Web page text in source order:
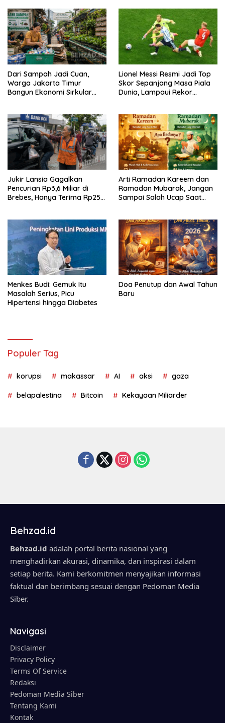
Dari Sampah Jadi Cuan,
Warga Jakarta Timur
Bangun Ekonomi Sirkular
Lionel Messi Resmi Jadi Top
Skor Sepanjang Masa Piala
Dunia, Lampaui Rekor
Jukir Lansia Gagalkan
Pencurian Rp3,6 Miliar di
Brebes, Hanya Terima Rp25
Arti Ramadan Kareem dan
Ramadan Mubarak, Jangan
Sampai Salah Ucap Saat
Menkes Budi: Gemuk Itu
Masalah Serius, Picu
Hipertensi hingga Diabetes
Doa Penutup dan Awal Tahun
Baru
Populer Tag
korupsi makassar AI aksi gaza
belapalestina Bitcoin Kekayaan Miliarder
Behzad.id
Behzad.id adalah portal berita nasional yang
menghadirkan akurasi, dinamika, dan inspirasi dalam
setiap berita. Kami berkomitmen menyajikan informasi
faktual dan berimbang sesuai dengan Pedoman Media
Siber.
Navigasi
Disclaimer
Privacy Policy
Terms Of Service
Redaksi
Pedoman Media Siber
Tentang Kami
Kontak